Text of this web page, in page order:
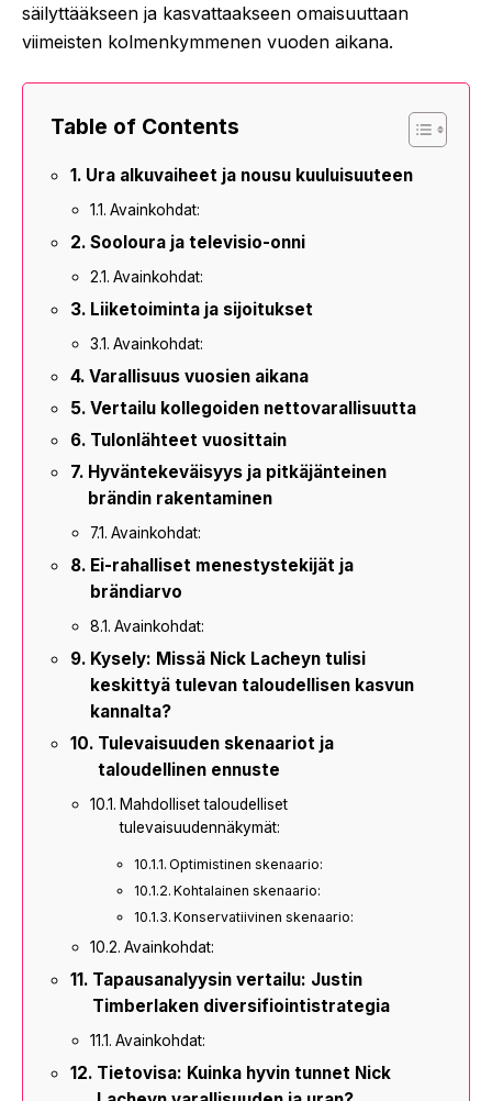
säilyttääkseen ja kasvattaakseen omaisuuttaan
viimeisten kolmenkymmenen vuoden aikana.
Table of Contents
Ura alkuvaiheet ja nousu kuuluisuuteen
Avainkohdat:
Sooloura ja televisio-onni
Avainkohdat:
Liiketoiminta ja sijoitukset
Avainkohdat:
Varallisuus vuosien aikana
Vertailu kollegoiden nettovarallisuutta
Tulonlähteet vuosittain
Hyväntekeväisyys ja pitkäjänteinen
brändin rakentaminen
Avainkohdat:
Ei-rahalliset menestystekijät ja
brändiarvo
Avainkohdat:
Kysely: Missä Nick Lacheyn tulisi
keskittyä tulevan taloudellisen kasvun
kannalta?
Tulevaisuuden skenaariot ja
taloudellinen ennuste
Mahdolliset taloudelliset
tulevaisuudennäkymät:
Optimistinen skenaario:
Kohtalainen skenaario:
Konservatiivinen skenaario:
Avainkohdat:
Tapausanalyysin vertailu: Justin
Timberlaken diversifiointistrategia
Avainkohdat:
Tietovisa: Kuinka hyvin tunnet Nick